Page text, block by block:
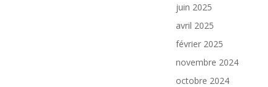
juin 2025
avril 2025
février 2025
novembre 2024
octobre 2024